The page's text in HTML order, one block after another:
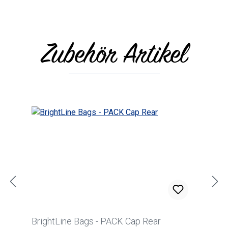
Produktgalerie überspringen
Zubehör Artikel
BrightLine Bags - PACK Cap Rear